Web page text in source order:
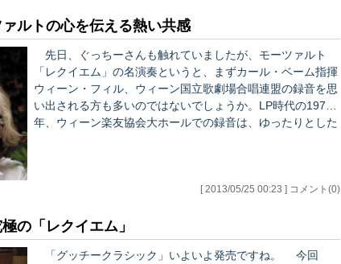
けではありません。儀式の中の一部である音楽を組曲のよう
に…
ルトの心を伝える熱い共感
先日、ぐっちーさんも触れていましたが、モーツァルト
「レクイエム」の名演奏というと、まずカール・ベーム指揮
ウィーン・フィル、ウィーン国立歌劇場合唱連盟の録音を思
い出される方も多いのではないでしょうか。LP時代の1971
年、ウィーン楽友協会大ホールでの録音は、ゆったりとした
た名曲の名演奏レコード／CDを選ぶ企画では、常に上位に
楽器」「ピリオド奏法」などといった、作品の時代考証もふ
ま…
[ 2013/05/25 00:23 ] コメント(0)
の「レクイエム」
「グッチークラシック」いよいよ発売ですね。 今回